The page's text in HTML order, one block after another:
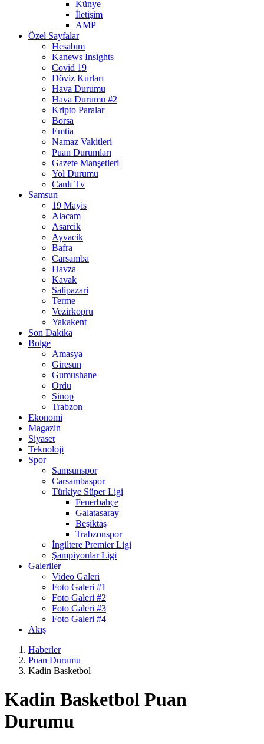
Künye
İletişim
AMP
Özel Sayfalar
Hesabım
Kanews Insights
Covid 19
Döviz Kurları
Hava Durumu
Hava Durumu #2
Kripto Paralar
Borsa
Emtia
Namaz Vakitleri
Puan Durumları
Gazete Manşetleri
Yol Durumu
Canlı Tv
Samsun
19 Mayis
Alacam
Asarcik
Ayvacik
Bafra
Carsamba
Havza
Kavak
Salipazari
Terme
Vezirkopru
Yakakent
Son Dakika
Bolge
Amasya
Giresun
Gumushane
Ordu
Sinop
Trabzon
Ekonomi
Magazin
Siyaset
Teknoloji
Spor
Samsunspor
Carsambaspor
Türkiye Süper Ligi
Fenerbahçe
Galatasaray
Beşiktaş
Trabzonspor
İngiltere Premier Ligi
Şampiyonlar Ligi
Galeriler
Video Galeri
Foto Galeri #1
Foto Galeri #2
Foto Galeri #3
Foto Galeri #4
Akış
Haberler
Puan Durumu
Kadin Basketbol
Kadin Basketbol Puan
Durumu